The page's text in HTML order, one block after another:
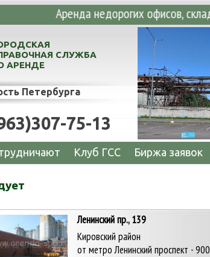
– мы уже нашли все, что вы
СЛУЖБА
АРЕНДЕ
Петербурга
75-13
Клуб ГСС Биржа заявок
Ленинский пр., 139
Кировский район
от метро Ленинский проспект -